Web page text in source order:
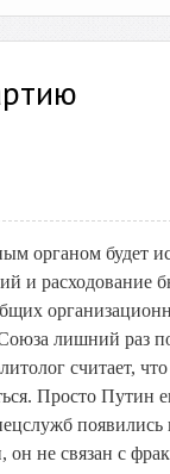
органом будет
и расходование
лишний раз
считает, что
Просто Путин
не связан с